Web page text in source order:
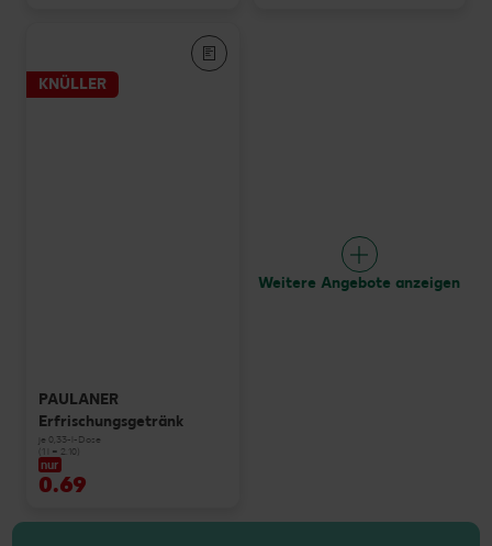
KNÜLLER
PAULANER
Erfrischungsgetränk
je 0,33-l-Dose
(1 l = 2.10)
nur
0.69
Weitere Angebote anzeigen